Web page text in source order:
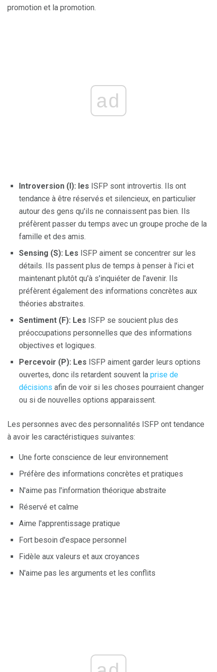
promotion et la promotion.
ad
Introversion (I): les ISFP sont introvertis. Ils ont
tendance à être réservés et silencieux, en particulier
autour des gens qu'ils ne connaissent pas bien. Ils
préfèrent passer du temps avec un groupe proche de la
famille et des amis.
Sensing (S): Les ISFP aiment se concentrer sur les
détails. Ils passent plus de temps à penser à l'ici et
maintenant plutôt qu'à s'inquiéter de l'avenir. Ils
préfèrent également des informations concrètes aux
théories abstraites.
Sentiment (F): Les ISFP se soucient plus des
préoccupations personnelles que des informations
objectives et logiques.
Percevoir (P): Les ISFP aiment garder leurs options
ouvertes, donc ils retardent souvent la prise de
décisions afin de voir si les choses pourraient changer
ou si de nouvelles options apparaissent.
Les personnes avec des personnalités ISFP ont tendance
à avoir les caractéristiques suivantes:
Une forte conscience de leur environnement
Préfère des informations concrètes et pratiques
N'aime pas l'information théorique abstraite
Réservé et calme
Aime l'apprentissage pratique
Fort besoin d'espace personnel
Fidèle aux valeurs et aux croyances
N'aime pas les arguments et les conflits